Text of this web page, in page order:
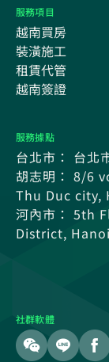
服務項目
越南買房
裝潢施工
租賃代管
越南簽證
服務據點
台北市： 台北
胡志明： 8/6
Thu Duc city,
河內市： 5th
District,
社群軟體